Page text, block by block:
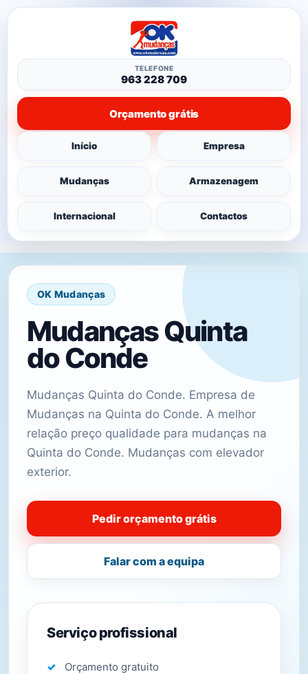
Início Empresa
Mudanças Armazenagem
Internacional Contactos
TELEFONE
963 228 709
Orçamento grátis
OK Mudanças
Mudanças Quinta
do Conde
Mudanças Quinta do Conde. Empresa de
Mudanças na Quinta do Conde. A melhor
relação preço qualidade para mudanças na
Quinta do Conde. Mudanças com elevador
exterior.
Pedir orçamento grátis
Falar com a equipa
Serviço profissional
Orçamento gratuito